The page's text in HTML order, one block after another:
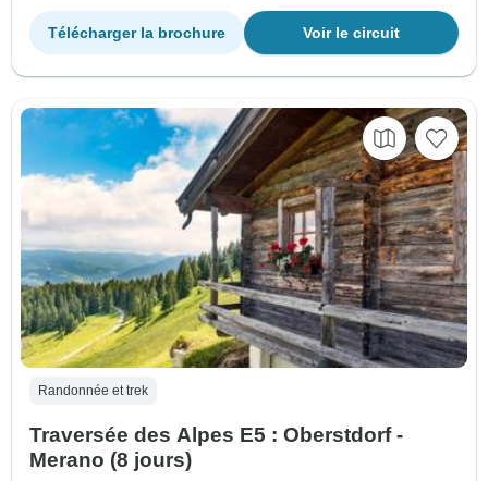
Voir le circuit
Télécharger la brochure
Randonnée et trek
Traversée des Alpes E5 : Oberstdorf -
Merano (8 jours)